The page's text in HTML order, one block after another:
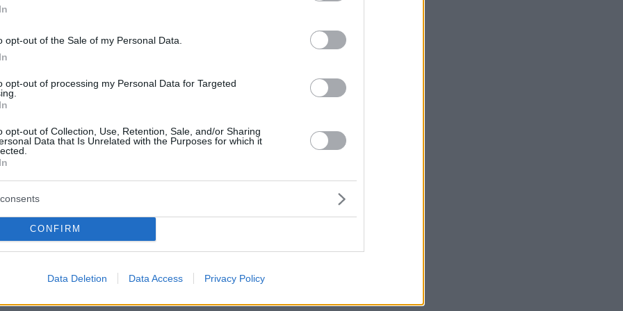
opt-out of the Sale of my Personal Data.
opt-out of processing my Personal Data for Targeted
opt-out of Collection, Use, Retention, Sale, and/or Sharing
Data that Is Unrelated with the Purposes for which it
CONFIRM
Data Deletion Data Access Privacy Policy
σε Αθήνα και Πειραιά - Δείτε
φωτογραφίες
έδωσε το παρών στις δύο τελετές στο λιμάνι του
τη Δεξαμενή - Ο συμβολισμός με την απελευθέρωση
του Αρχιεπισκόπου ο
των υδάτων στον Πειραιά -
και φωτογραφίες
2